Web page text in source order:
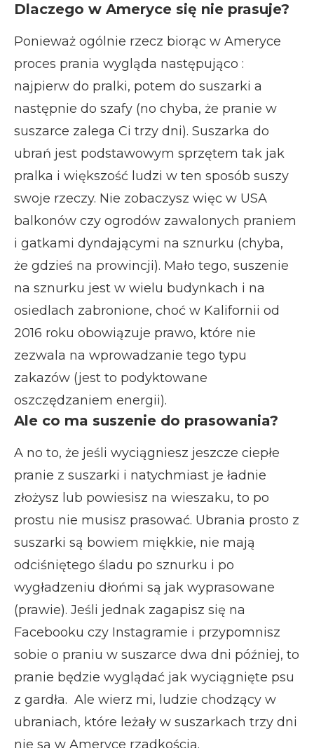
Dlaczego w Ameryce się nie prasuje?
Ponieważ ogólnie rzecz biorąc w Ameryce
proces prania wygląda następująco :
najpierw do pralki, potem do suszarki a
następnie do szafy (no chyba, że pranie w
suszarce zalega Ci trzy dni). Suszarka do
ubrań jest podstawowym sprzętem tak jak
pralka i większość ludzi w ten sposób suszy
swoje rzeczy. Nie zobaczysz więc w USA
balkonów czy ogrodów zawalonych praniem
i gatkami dyndającymi na sznurku (chyba,
że gdzieś na prowincji). Mało tego, suszenie
na sznurku jest w wielu budynkach i na
osiedlach zabronione, choć w Kalifornii od
2016 roku obowiązuje prawo, które nie
zezwala na wprowadzanie tego typu
zakazów (jest to podyktowane
oszczędzaniem energii).
Ale co ma suszenie do prasowania?
A no to, że jeśli wyciągniesz jeszcze ciepłe
pranie z suszarki i natychmiast je ładnie
złożysz lub powiesisz na wieszaku, to po
prostu nie musisz prasować. Ubrania prosto z
suszarki są bowiem miękkie, nie mają
odciśniętego śladu po sznurku i po
wygładzeniu dłońmi są jak wyprasowane
(prawie). Jeśli jednak zagapisz się na
Facebooku czy Instagramie i przypomnisz
sobie o praniu w suszarce dwa dni później, to
pranie będzie wyglądać jak wyciągnięte psu
z gardła. Ale wierz mi, ludzie chodzący w
ubraniach, które leżały w suszarkach trzy dni
nie są w Ameryce rzadkością.